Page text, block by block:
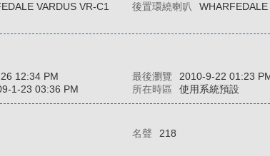
VARDUS VR-C1 後置環繞喇叭
12:34 PM 最後瀏覽
2010-9-22 01:23
1-23 03:36 PM 所在時區 使用系統預設
名聲
218